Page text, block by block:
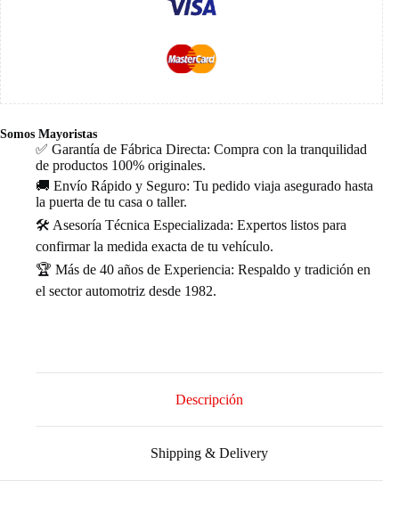
Somos Mayoristas
✅ Garantía de Fábrica Directa: Compra con la tranquilidad
de productos 100% originales.
🚚 Envío Rápido y Seguro: Tu pedido viaja asegurado hasta
la puerta de tu casa o taller.
🛠️ Asesoría Técnica Especializada: Expertos listos para
confirmar la medida exacta de tu vehículo.
🏆 Más de 40 años de Experiencia: Respaldo y tradición en
el sector automotriz desde 1982.
Descripción
Shipping & Delivery